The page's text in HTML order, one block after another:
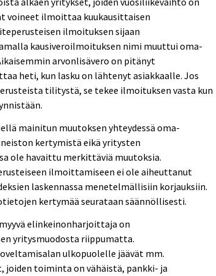
voineet ilmoittaa kuukausittaisen
ilmoituksen sijaan
kausiveroilmoituksen nimi muuttui oma-
arvonlisävero on pitänyt
heti, kun lasku on lähtenyt asiakkaalle. Jos
tilitystä, se tekee ilmoituksen vasta kun
mainitun muutoksen yhteydessä oma-
kertymistä eikä yritysten
ole havaittu merkittäviä muutoksia.
ilmoittamiseen ei ole aiheuttanut
laskennassa menetelmällisiin korjauksiin.
kertymää seurataan säännöllisesti.
elinkeinonharjoittaja on
yritysmuodosta riippumatta.
ulkopuolelle jäävät mm.
toiminta on vähäistä, pankki- ja